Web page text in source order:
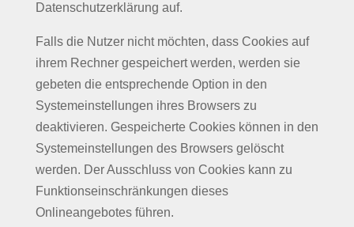
Datenschutzerklärung auf.
Falls die Nutzer nicht möchten, dass Cookies auf
ihrem Rechner gespeichert werden, werden sie
gebeten die entsprechende Option in den
Systemeinstellungen ihres Browsers zu
deaktivieren. Gespeicherte Cookies können in den
Systemeinstellungen des Browsers gelöscht
werden. Der Ausschluss von Cookies kann zu
Funktionseinschränkungen dieses
Onlineangebotes führen.